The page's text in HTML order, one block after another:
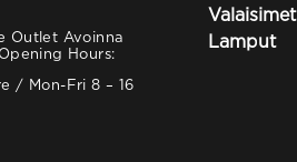
Outlet Avoinna
Hours:
/ Mon-Fri 8 – 16
Valaisimet
Lamput